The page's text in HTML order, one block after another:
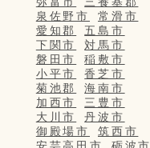
泉佐野市
常滑市
愛知郡
五島市
下関市
対馬市
磐田市
稲敷市
小平市
香芝市
菊池郡
海南市
加西市
三豊市
大川市
丹波市
御殿場市
筑西市
安芸高田市
砺波市